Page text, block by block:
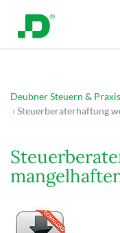
Deubner Steuern & Praxis
Steuerberaterhaftung